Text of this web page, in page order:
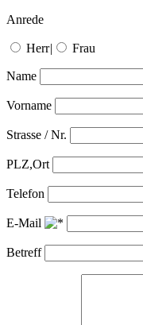
Anrede
Herr| Frau
Name
Vorname
Strasse / Nr.
PLZ,Ort
Telefon
E-Mail
Betreff